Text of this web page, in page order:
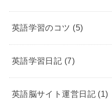
英語学習のコツ (5)
英語学習日記 (7)
英語脳サイト運営日記 (1)